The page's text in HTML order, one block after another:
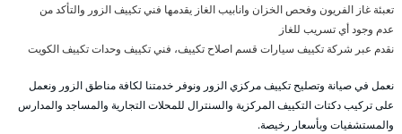
تعبئة غاز الفريون وفحص الخزان وانابيب الغاز يقدمها فني تكييف الزور والتأكد من
عدم وجود أي تسريب للغاز
نقدم عبر شركة تكييف سيارات قسم اصلاح تكييف، فني تكييف وحدات تكييف الكويت
نعمل في صيانة وتصليح تكييف مركزي الزور ونوفر خدمتنا لكافة مناطق الزور ونعمل
على تركيب دكتات التكييف المركزية والسنترال للمحلات التجارية والمساجد والمدارس
والمستشفيات وبأسعار رخيصة.